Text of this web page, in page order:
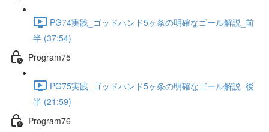
PG74実践_ゴッドハンド5ヶ条の明確なゴール解説_前
半 (37:54)
Program75
PG75実践_ゴッドハンド5ヶ条の明確なゴール解説_後
半 (21:59)
Program76